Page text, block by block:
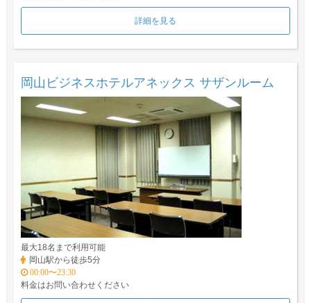
詳細を見る
岡山ビジネスホテルアネックス サザンルーム
最大18名まで利用可能
岡山駅から徒歩5分
00:00〜23:30
料金はお問い合わせください